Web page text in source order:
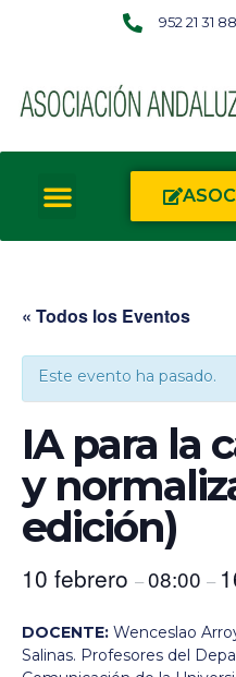
952 21 31 88
« Todos los Eventos
Este evento ha pasado.
IA para la
y
edición)
10 febrero –08:00 –
DOCENTE: Wenceslao
Salinas. Profesores del